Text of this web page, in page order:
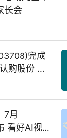
长会
完成
购股份 净
焦点
7月
看好AI视频